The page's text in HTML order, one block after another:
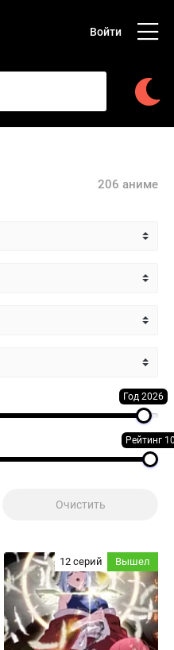
Войти
206 аниме
Год 2026
Рейтинг
12 серий Вышел